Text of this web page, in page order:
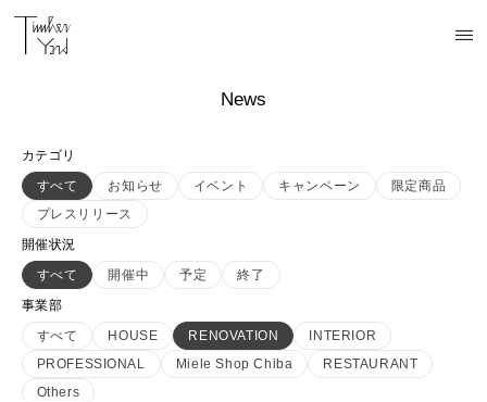
News
カテゴリ
すべて
お知らせ イベント キャンペーン
限定商品
プレスリリース
開催状況
すべて
開催中 予定
終了
事業部
すべて
HOUSE RENOVATION
INTERIOR
PROFESSIONAL
Miele Shop Chiba
RESTAURANT
Others